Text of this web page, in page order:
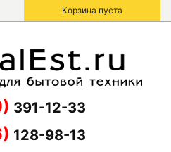
Корзина пуста
391-12-33
128-98-13